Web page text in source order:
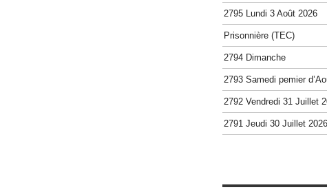
2795 Lundi 3 Août 2026
Prisonnière (TEC)
2794 Dimanche
2793 Samedi pemier
2792 Vendredi 31 Juillet
2791 Jeudi 30 Juillet 2026